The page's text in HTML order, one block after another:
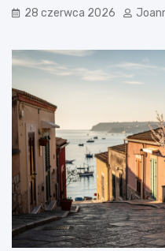
28 czerwca 2026